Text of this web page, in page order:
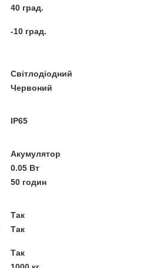
40 град.
-10 град.
Світлодіодний
Червоний
IP65
Акумулятор
0.05 Вт
50 годин
Так
Так
Так